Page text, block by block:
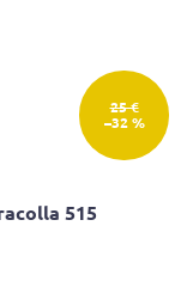
25 €
–32 %
515